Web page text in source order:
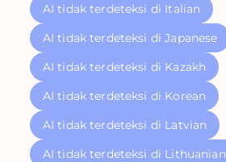
AI tidak terdeteksi di Italian
AI tidak terdeteksi di Japanese
AI tidak terdeteksi di Kazakh
AI tidak terdeteksi di Korean
AI tidak terdeteksi di Latvian
AI tidak terdeteksi di Lithuanian